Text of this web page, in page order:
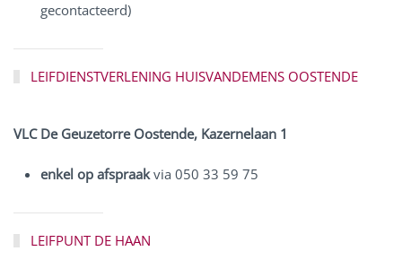
gecontacteerd)
LEIFDIENSTVERLENING HUISVANDEMENS OOSTENDE
VLC De Geuzetorre Oostende, Kazernelaan 1
enkel op afspraakvia 050 33 59 75
LEIFPUNT DE HAAN